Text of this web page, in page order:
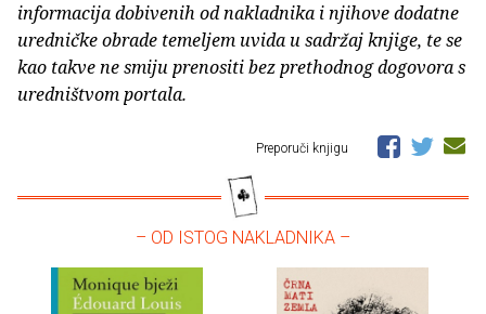
informacija dobivenih od nakladnika i njihove dodatne
uredničke obrade temeljem uvida u sadržaj knjige, te se
kao takve ne smiju prenositi bez prethodnog dogovora s
uredništvom portala.
Preporuči knjigu
– OD ISTOG NAKLADNIKA –